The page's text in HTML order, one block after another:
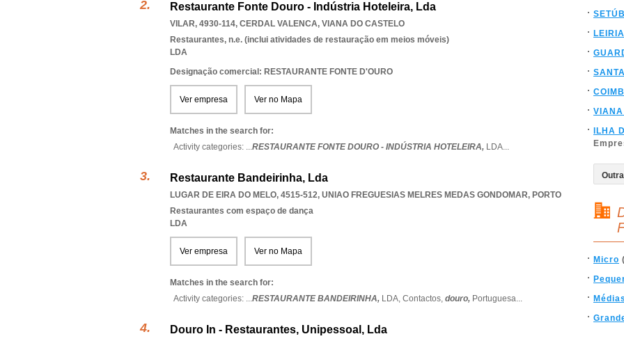
Restaurante Fonte Douro - Indústria Hoteleira, Lda
VILAR, 4930-114, CERDAL VALENCA, VIANA DO CASTELO
Restaurantes, n.e. (inclui atividades de restauração em meios móveis)
LDA
Designação comercial: RESTAURANTE FONTE D'OURO
Ver empresa Ver no Mapa
Matches in the search for:
Activity categories: ...RESTAURANTE FONTE DOURO - INDÚSTRIA HOTELEIRA, LDA...
Restaurante Bandeirinha, Lda
LUGAR DE EIRA DO MELO, 4515-512, UNIAO FREGUESIAS MELRES MEDAS GONDOMAR, PORTO
Restaurantes com espaço de dança
LDA
Ver empresa Ver no Mapa
Matches in the search for:
Activity categories: ...RESTAURANTE BANDEIRINHA, LDA, Contactos, douro, Portuguesa...
Douro In - Restaurantes, Unipessoal, Lda
LEIRIA
ILHA
Micro